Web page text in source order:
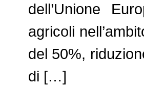
dell’Unione
agricoli
del 50%,
di […]